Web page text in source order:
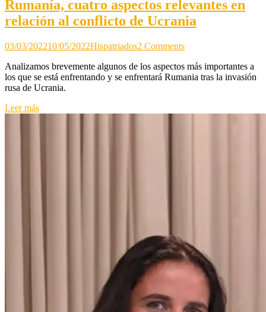
Rumanía, cuatro aspectos relevantes en
relación al conflicto de Ucrania
03/03/202210/05/2022Hispatriados2 Commentson
cuatro
aspectos
Analizamos brevemente algunos de los aspectos más importantes a
los que se está enfrentando y se enfrentará Rumania tras la invasión
rusa de Ucrania.
Leer más